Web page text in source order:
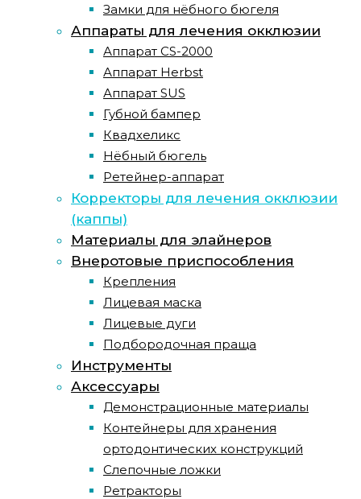
Замки для нёбного бюгеля
Аппараты для лечения окклюзии
Аппарат CS-2000
Аппарат Herbst
Аппарат SUS
Губной бампер
Квадхеликс
Нёбный бюгель
Ретейнер-аппарат
Корректоры для лечения окклюзии
(каппы)
Материалы для элайнеров
Внеротовые приспособления
Крепления
Лицевая маска
Лицевые дуги
Подбородочная праща
Инструменты
Аксессуары
Демонстрационные материалы
Контейнеры для хранения
ортодонтических конструкций
Слепочные ложки
Ретракторы